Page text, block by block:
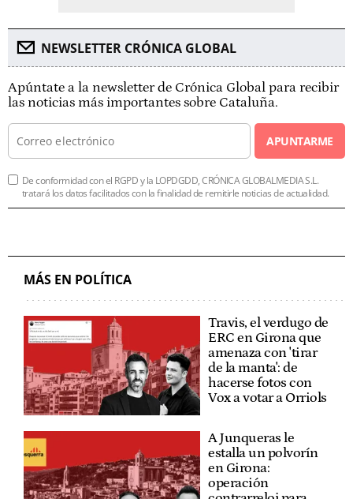
NEWSLETTER CRÓNICA GLOBAL
Apúntate a la newsletter de Crónica Global para recibir
las noticias más importantes sobre Cataluña.
APUNTARME
De conformidad con el RGPD y la LOPDGDD, CRÓNICA GLOBALMEDIA S.L.
tratará los datos facilitados con la finalidad de remitirle noticias de actualidad.
MÁS EN POLÍTICA
Travis, el verdugo de
ERC en Girona que
amenaza con 'tirar
de la manta': de
hacerse fotos con
Vox a votar a Orriols
A Junqueras le
estalla un polvorín
en Girona:
operación